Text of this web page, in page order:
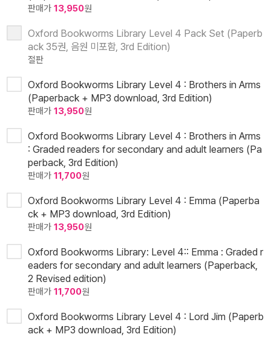
판매가 13,950원
Oxford Bookworms Library Level 4 Pack Set (Paperb
ack 35권, 음원 미포함, 3rd Edition)
절판
Oxford Bookworms Library Level 4 : Brothers in Arms
(Paperback + MP3 download, 3rd Edition)
판매가 13,950원
Oxford Bookworms Library Level 4 : Brothers in Arms
: Graded readers for secondary and adult learners (Pa
perback, 3rd Edition)
판매가 11,700원
Oxford Bookworms Library Level 4 : Emma (Paperba
ck + MP3 download, 3rd Edition)
판매가 13,950원
Oxford Bookworms Library: Level 4:: Emma : Graded r
eaders for secondary and adult learners (Paperback,
2 Revised edition)
판매가 11,700원
Oxford Bookworms Library Level 4 : Lord Jim (Paperb
ack + MP3 download, 3rd Edition)